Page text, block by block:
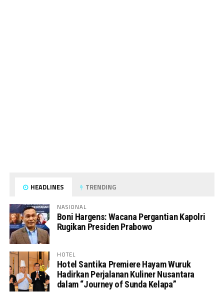
HEADLINES TRENDING
NASIONAL
Boni Hargens: Wacana Pergantian Kapolri
Rugikan Presiden Prabowo
HOTEL
Hotel Santika Premiere Hayam Wuruk
Hadirkan Perjalanan Kuliner Nusantara
dalam “Journey of Sunda Kelapa”